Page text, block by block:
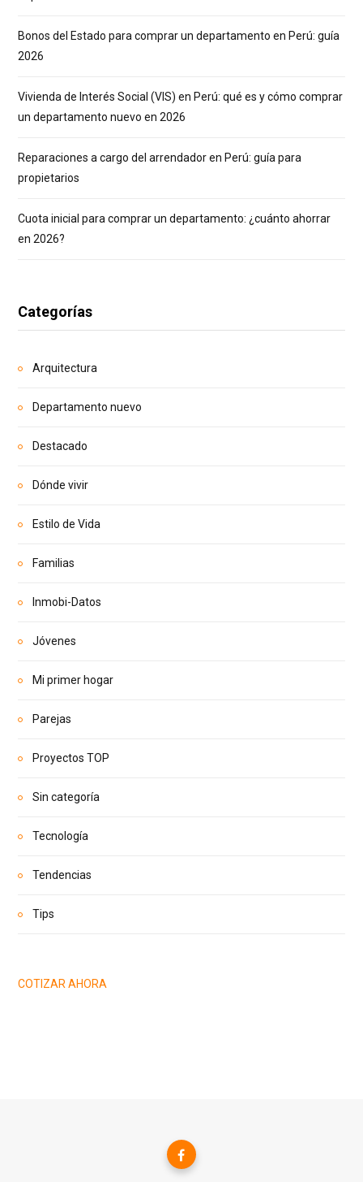
Bonos del Estado para comprar un departamento en Perú: guía
2026
Vivienda de Interés Social (VIS) en Perú: qué es y cómo comprar
un departamento nuevo en 2026
Reparaciones a cargo del arrendador en Perú: guía para
propietarios
Cuota inicial para comprar un departamento: ¿cuánto ahorrar
en 2026?
Categorías
Arquitectura
Departamento nuevo
Destacado
Dónde vivir
Estilo de Vida
Familias
Inmobi-Datos
Jóvenes
Mi primer hogar
Parejas
Proyectos TOP
Sin categoría
Tecnología
Tendencias
Tips
COTIZAR AHORA